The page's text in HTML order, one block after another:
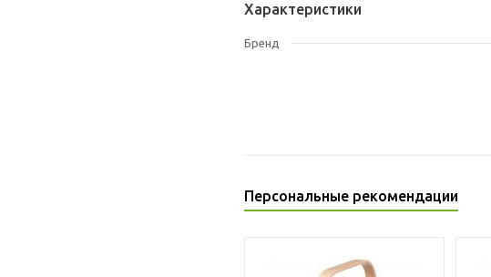
Характеристики
Бренд
Персональные рекомендации